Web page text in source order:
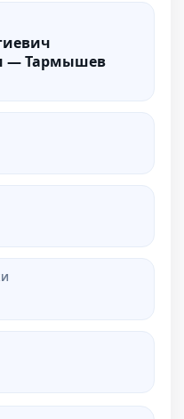
— Тармышев